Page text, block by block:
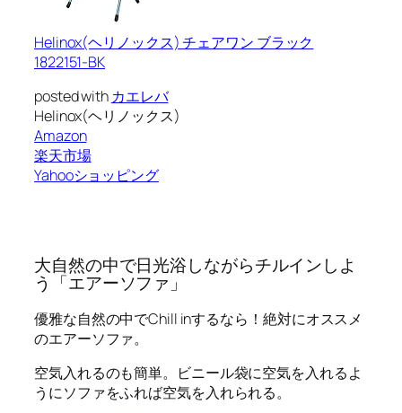
Helinox(ヘリノックス) チェアワン ブラック
1822151-BK
posted withカエレバ
Helinox(ヘリノックス)
Amazon
楽天市場
Yahooショッピング
大自然の中で日光浴しながらチルインしよ
う「エアーソファ」
優雅な自然の中でChill inするなら！絶対にオススメ
のエアーソファ。
空気入れるのも簡単。ビニール袋に空気を入れるよ
うにソファをふれば空気を入れられる。